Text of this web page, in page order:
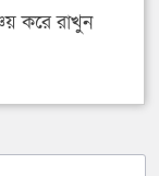
করে রাখুন